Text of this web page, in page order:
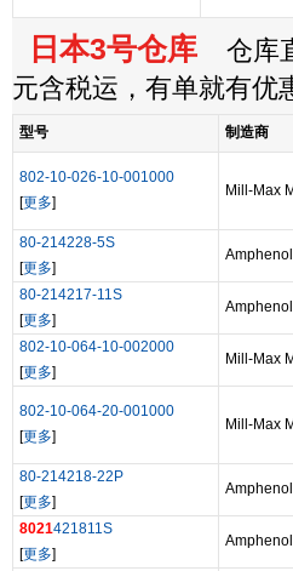
日本3号仓库 仓库
元含税运，有单就有优
型号 制造商
802-10-026-10-001000
[更多]
Mill-Max
80-214228-5S
[更多]
80-214217-11S
[更多]
802-10-064-10-002000
[更多]
Mill-Max
802-10-064-20-001000
[更多]
Mill-Max
80-214218-22P
[更多]
8021421811S
[更多]